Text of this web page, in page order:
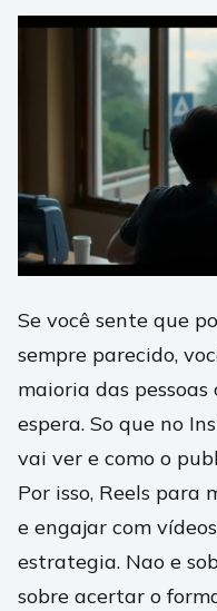
Se você sente que
sempre parecido,
maioria das
espera. So que no
vai ver e como o
Por isso, Reels para
e engajar com
estrategia. Nao e
sobre acertar o